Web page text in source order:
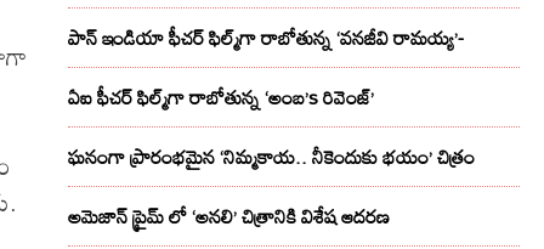
పాన్ ఇండియా ఫీచర్ ఫిల్మ్‌గా రాబోతున్న ‘వనజీవి రామయ్య’-
ఏఐ ఫీచర్ ఫిల్మ్‌గా రాబోతున్న ‘అంబ’s రివెంజ్’
ఘనంగా ప్రారంభమైన ‘నిమ్మకాయ.. నీకెందుకు భయం’ చిత్రం
అమెజాన్ ప్రైమ్ లో ‘అనలి’ చిత్రానికి విశేష ఆదరణ